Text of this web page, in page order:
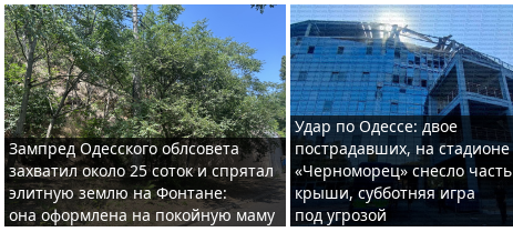
Зампред Одесского облсовета
захватил около 25 соток и спрятал
элитную землю на Фонтане:
она оформлена на покойную маму
Удар по Одессе: двое
пострадавших, на стадионе
«Черноморец» снесло часть
крыши, субботняя игра
под угрозой